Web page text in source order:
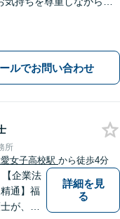
前予約で夜間・休日可】
ルでお問い合わせ
所
女子高校駅 から徒歩4分
【企業法
通】福
が、皆
詳細を見
る